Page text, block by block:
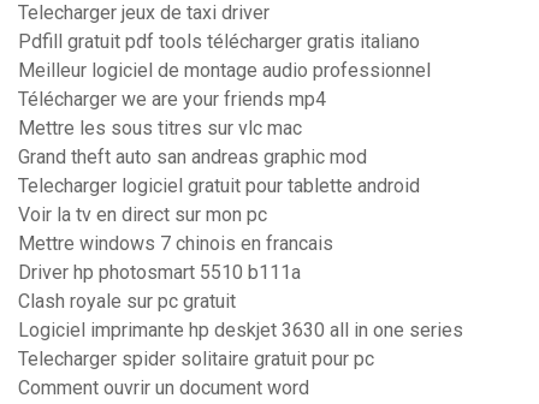
Telecharger jeux de taxi driver
Pdfill gratuit pdf tools télécharger gratis italiano
Meilleur logiciel de montage audio professionnel
Télécharger we are your friends mp4
Mettre les sous titres sur vlc mac
Grand theft auto san andreas graphic mod
Telecharger logiciel gratuit pour tablette android
Voir la tv en direct sur mon pc
Mettre windows 7 chinois en francais
Driver hp photosmart 5510 b111a
Clash royale sur pc gratuit
Logiciel imprimante hp deskjet 3630 all in one series
Telecharger spider solitaire gratuit pour pc
Comment ouvrir un document word